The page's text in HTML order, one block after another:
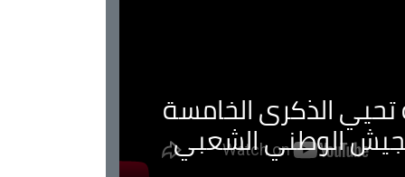
تحيي الذكرى الخامسة
الوطني الشعبي